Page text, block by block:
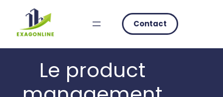
content
Contact
Le product